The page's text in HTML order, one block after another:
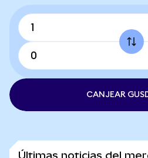
CANJEAR
Últimas noticias del